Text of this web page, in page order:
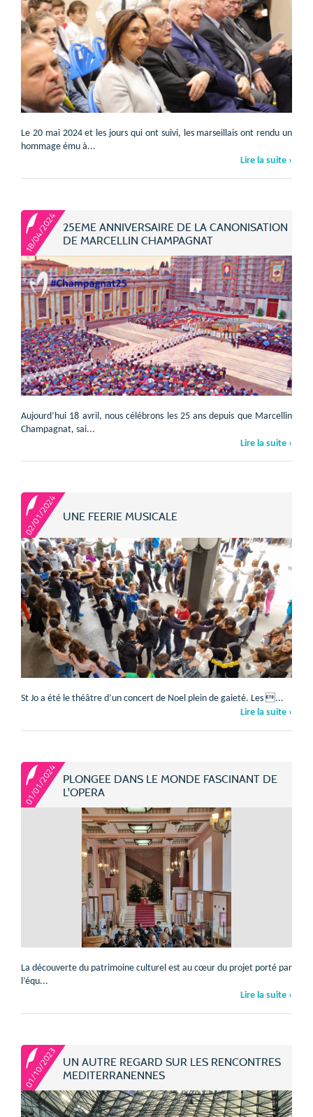
Le 20 mai 2024 et les jours qui ont suivi, les marseillais ont rendu un
hommage ému à...
Lire la suite ›
18/04/2024 25EME ANNIVERSAIRE DE LA CANONISATION
DE MARCELLIN CHAMPAGNAT
Aujourd’hui 18 avril, nous célébrons les 25 ans depuis que Marcellin
Champagnat, sai...
Lire la suite ›
02/01/2024 UNE FEERIE MUSICALE
St Jo a été le théâtre d’un concert de Noel plein de gaieté. Les ...
Lire la suite ›
01/01/2024 PLONGEE DANS LE MONDE FASCINANT DE
L'OPERA
La découverte du patrimoine culturel est au cœur du projet porté par
l’équ...
Lire la suite ›
01/10/2023 UN AUTRE REGARD SUR LES RENCONTRES
MEDITERRANENNES